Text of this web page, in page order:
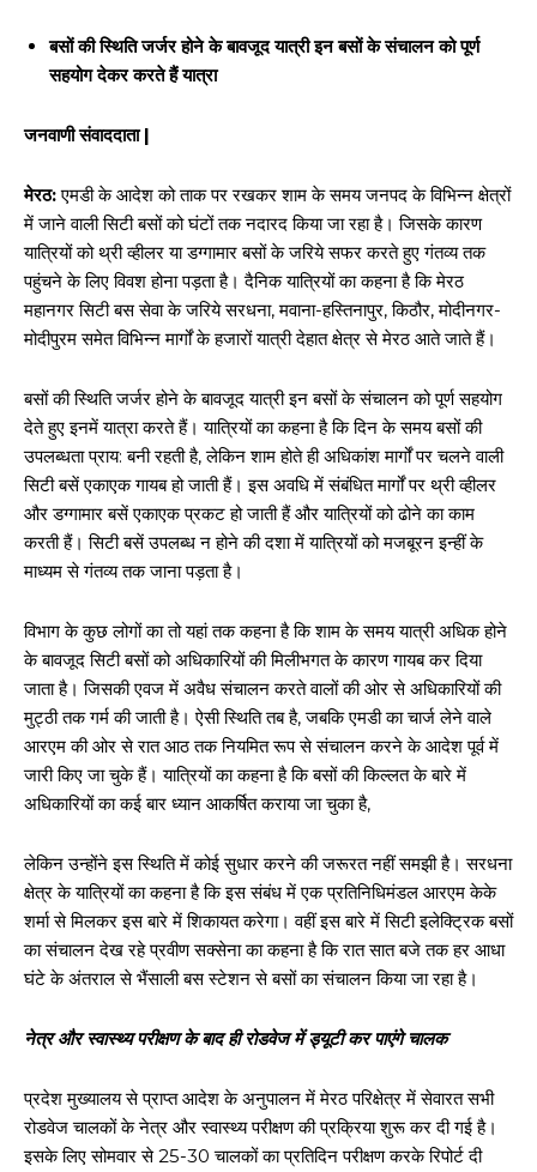
बसों की स्थिति जर्जर होने के बावजूद यात्री इन बसों के संचालन को पूर्ण
सहयोग देकर करते हैं यात्रा
जनवाणी संवाददाता |
मेरठ:एमडी के आदेश को ताक पर रखकर शाम के समय जनपद के विभिन्न क्षेत्रों
में जाने वाली सिटी बसों को घंटों तक नदारद किया जा रहा है। जिसके कारण
यात्रियों को थ्री व्हीलर या डग्गामार बसों के जरिये सफर करते हुए गंतव्य तक
पहुंचने के लिए विवश होना पड़ता है। दैनिक यात्रियों का कहना है कि मेरठ
महानगर सिटी बस सेवा के जरिये सरधना, मवाना-हस्तिनापुर, किठौर, मोदीनगर-
मोदीपुरम समेत विभिन्न मार्गों के हजारों यात्री देहात क्षेत्र से मेरठ आते जाते हैं।
बसों की स्थिति जर्जर होने के बावजूद यात्री इन बसों के संचालन को पूर्ण सहयोग
देते हुए इनमें यात्रा करते हैं। यात्रियों का कहना है कि दिन के समय बसों की
उपलब्धता प्राय: बनी रहती है, लेकिन शाम होते ही अधिकांश मार्गों पर चलने वाली
सिटी बसें एकाएक गायब हो जाती हैं। इस अवधि में संबंधित मार्गों पर थ्री व्हीलर
और डग्गामार बसें एकाएक प्रकट हो जाती हैं और यात्रियों को ढोने का काम
करती हैं। सिटी बसें उपलब्ध न होने की दशा में यात्रियों को मजबूरन इन्हीं के
माध्यम से गंतव्य तक जाना पड़ता है।
विभाग के कुछ लोगों का तो यहां तक कहना है कि शाम के समय यात्री अधिक होने
के बावजूद सिटी बसों को अधिकारियों की मिलीभगत के कारण गायब कर दिया
जाता है। जिसकी एवज में अवैध संचालन करते वालों की ओर से अधिकारियों की
मुट्ठी तक गर्म की जाती है। ऐसी स्थिति तब है, जबकि एमडी का चार्ज लेने वाले
आरएम की ओर से रात आठ तक नियमित रूप से संचालन करने के आदेश पूर्व में
जारी किए जा चुके हैं। यात्रियों का कहना है कि बसों की किल्लत के बारे में
अधिकारियों का कई बार ध्यान आकर्षित कराया जा चुका है,
लेकिन उन्होंने इस स्थिति में कोई सुधार करने की जरूरत नहीं समझी है। सरधना
क्षेत्र के यात्रियों का कहना है कि इस संबंध में एक प्रतिनिधिमंडल आरएम केके
शर्मा से मिलकर इस बारे में शिकायत करेगा। वहीं इस बारे में सिटी इलेक्ट्रिक बसों
का संचालन देख रहे प्रवीण सक्सेना का कहना है कि रात सात बजे तक हर आधा
घंटे के अंतराल से भैंसाली बस स्टेशन से बसों का संचालन किया जा रहा है।
नेत्र और स्वास्थ्य परीक्षण के बाद ही रोडवेज में ड्यूटी कर पाएंगे चालक
प्रदेश मुख्यालय से प्राप्त आदेश के अनुपालन में मेरठ परिक्षेत्र में सेवारत सभी
रोडवेज चालकों के नेत्र और स्वास्थ्य परीक्षण की प्रक्रिया शुरू कर दी गई है।
इसके लिए सोमवार से 25-30 चालकों का प्रतिदिन परीक्षण करके रिपोर्ट दी